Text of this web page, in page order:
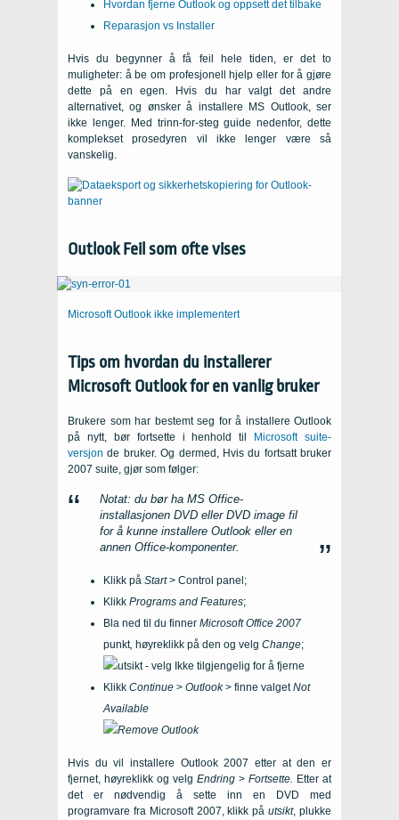
Hvordan fjerne Outlook og oppsett det tilbake
Reparasjon vs Installer
Hvis du begynner å få feil hele tiden, er det to
muligheter: å be om profesjonell hjelp eller for å gjøre
dette på en egen. Hvis du har valgt det andre
alternativet, og ønsker å installere MS Outlook, ser
ikke lenger. Med trinn-for-steg guide nedenfor, dette
komplekset prosedyren vil ikke lenger være så
vanskelig.
Outlook Feil som ofte vises
Microsoft Outlook ikke implementert
Tips om hvordan du installerer
Microsoft Outlook for en vanlig bruker
Brukere som har bestemt seg for å installere Outlook
på nytt, bør fortsette i henhold til
Microsoft suite-
versjon de bruker. Og dermed, Hvis du fortsatt bruker
2007 suite, gjør som følger:
Notat: du bør ha MS Office-
installasjonen DVD eller DVD image fil
for å kunne installere Outlook eller en
annen Office-komponenter.
Klikk på Start> Control panel;
Klikk Programs and Features;
Bla ned til du finner Microsoft Office 2007
punkt, høyreklikk på den og velg Change;
Klikk Continue > Outlook> finne valgetNot
Available
Hvis du vil installere Outlook 2007 etter at den er
fjernet, høyreklikk og velg Endring > Fortsette. Etter at
det er nødvendig å sette inn en DVD med
programvare fra Microsoft 2007, klikk påutsikt, plukke